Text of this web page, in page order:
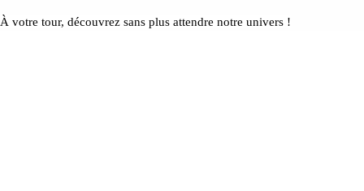
À votre tour, découvrez sans plus attendre notre univers !